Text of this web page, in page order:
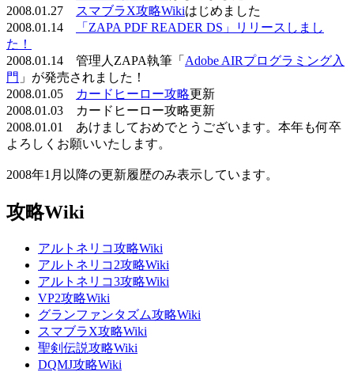
2008.01.27
スマブラX攻略Wikiはじめました
2008.01.14
「ZAPA PDF READER DS」リリースしまし
た！
2008.01.14 管理人ZAPA執筆「 Adobe AIRプログラミング入
門 」が発売されました！
2008.01.05
カードヒーロー攻略更新
2008.01.03 カードヒーロー攻略更新
2008.01.01 あけましておめでとうございます。本年も何卒
よろしくお願いいたします。
2008年1月以降の更新履歴のみ表示しています。
攻略Wiki
アルトネリコ攻略Wiki
アルトネリコ2攻略Wiki
アルトネリコ3攻略Wiki
VP2攻略Wiki
グランファンタズム攻略Wiki
スマブラX攻略Wiki
聖剣伝説攻略Wiki
DQMJ攻略Wiki